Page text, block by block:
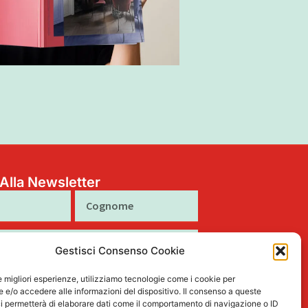
Gestisci Consenso Cookie
migliori esperienze, utilizziamo tecnologie come i cookie per
e/o accedere alle informazioni del dispositivo. Il consenso a queste
permetterà di elaborare dati come il comportamento di navigazione o ID
Newsletter
al trattamento dei miei dati personali
nella Privacy Policy